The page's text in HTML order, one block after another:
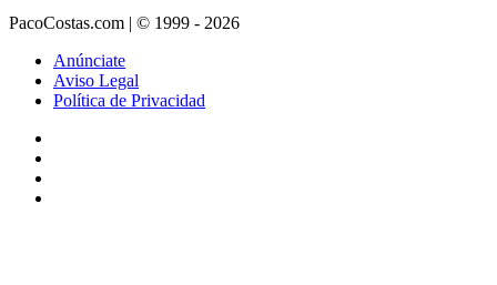
PacoCostas.com | © 1999 - 2026
Anúnciate
Aviso Legal
Política de Privacidad